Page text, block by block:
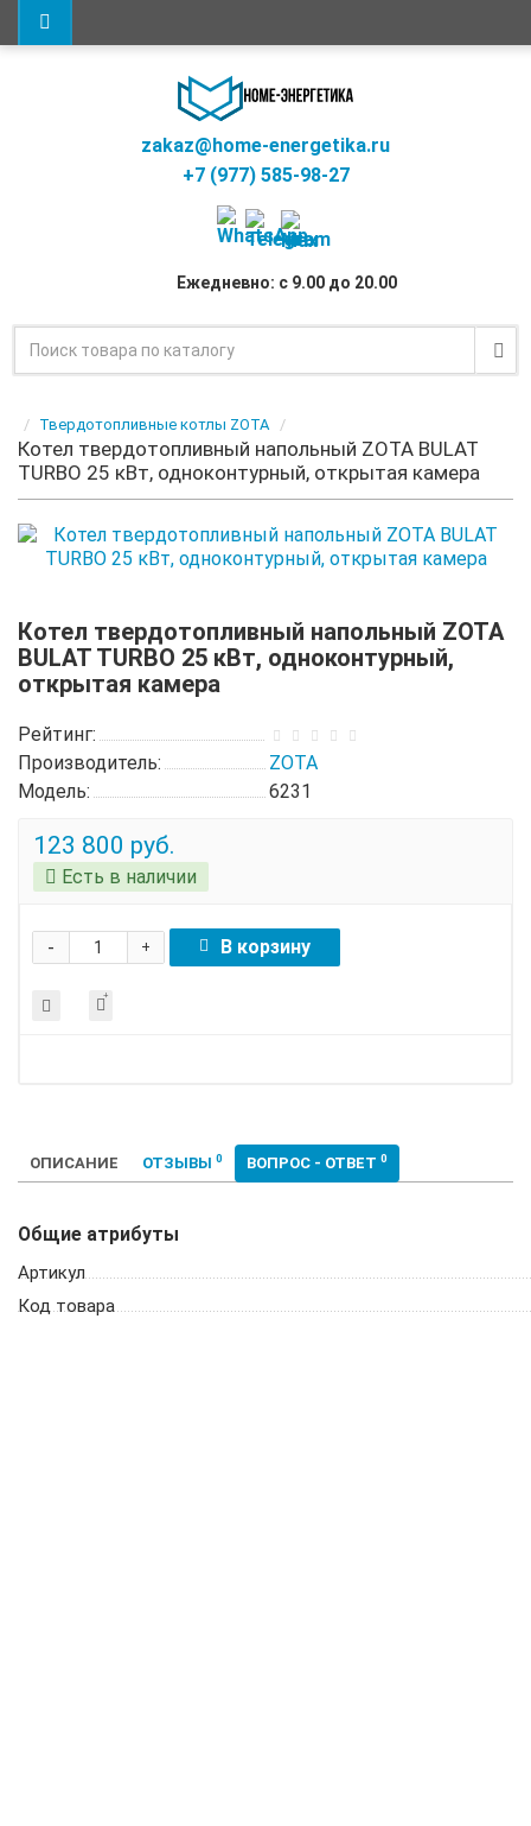
zakaz@home-energetika.ru
+7 (977) 585-98-27
Ежедневно: с 9.00 до 20.00
Твердотопливные котлы ZOTA
Котел твердотопливный напольный ZOTA BULAT
TURBO 25 кВт, одноконтурный, открытая камера
Котел твердотопливный напольный ZOTA
BULAT TURBO 25 кВт, одноконтурный,
открытая камера
Рейтинг:
Производитель:
ZOTA
Модель:
6231
123 800 руб.
Есть в наличии
+
- В корзину
ОПИСАНИЕ ОТЗЫВЫ 0 ВОПРОС - ОТВЕТ 0
Общие атрибуты
Артикул
Код товара